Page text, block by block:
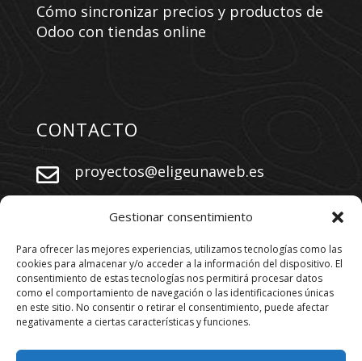
Gestionar consentimiento
Para ofrecer las mejores experiencias, utilizamos tecnologías como las
cookies para almacenar y/o acceder a la información del dispositivo. El
consentimiento de estas tecnologías nos permitirá procesar datos
como el comportamiento de navegación o las identificaciones únicas
en este sitio. No consentir o retirar el consentimiento, puede afectar
negativamente a ciertas características y funciones.
Cómo sincronizar precios y productos de
Odoo con tiendas online
CONTACTO
 proyectos@eligeunaweb.es
SÍGUENOS